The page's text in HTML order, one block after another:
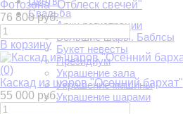
Свадьба
Арки регистрации
Большие шары. Баблсы
Букет невесты
Президиум
Украшение зала
Украшение машины
Украшение шарами
Фотозона "Отблеск свечей"
76 800 руб.
В корзину
(0)
Каскад из шаров "Осенний бархат"
55 000 руб.